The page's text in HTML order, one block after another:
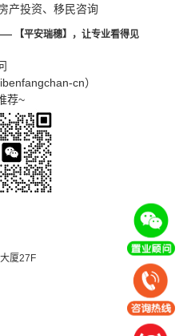
产投资、移民咨询
【平安瑞穗】，让专业看得见
cn）
荐~
厦27F